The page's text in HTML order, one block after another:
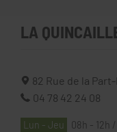
LA
82 Rue de la
04 78 42 24 08
Lun - Jeu